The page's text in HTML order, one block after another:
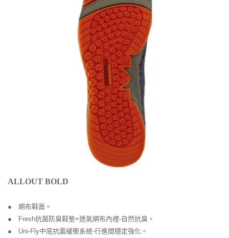
ALLOUT BOLD
● 網布鞋面。
● Fresh抗菌防臭鞋墊+透氣網布內裡-自然抗臭。
● Uni-Fly中底抗震緩衝系統-行進間穩定強化。